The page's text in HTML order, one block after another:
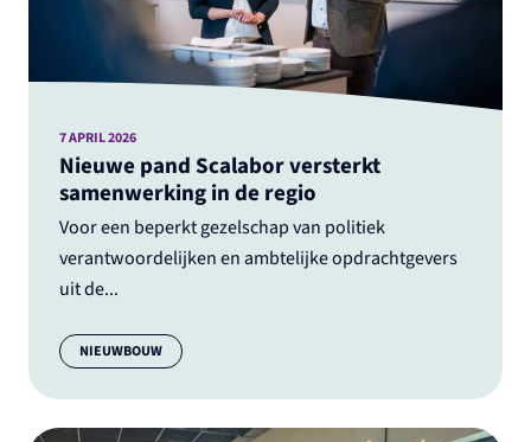
Nieuwe pand Scalabor versterkt
samenwerking in de regio
Voor een beperkt gezelschap van politiek
verantwoordelijken en ambtelijke opdrachtgevers
uit de...
7 APRIL 2026
Categorie:
NIEUWBOUW